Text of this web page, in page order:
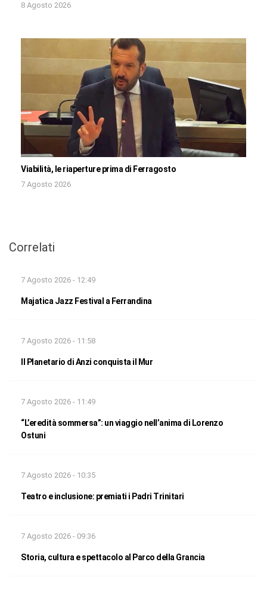
8 Agosto 2026
Viabilità, le riaperture prima di Ferragosto
7 Agosto 2026
Correlati
7 Agosto 2026 - 12:49
Majatica Jazz Festival a Ferrandina
7 Agosto 2026 - 11:58
Il Planetario di Anzi conquista il Mur
7 Agosto 2026 - 11:49
“L’eredità sommersa”: un viaggio nell’anima di Lorenzo
Ostuni
7 Agosto 2026 - 10:35
Teatro e inclusione: premiati i Padri Trinitari
7 Agosto 2026 - 09:36
Storia, cultura e spettacolo al Parco della Grancia